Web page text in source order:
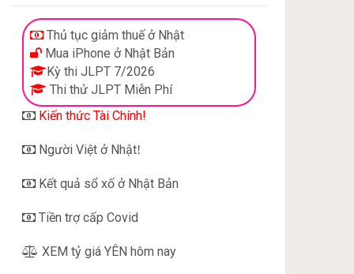
Thủ tục giảm thuế ở Nhật
Mua iPhone ở Nhật Bản
Kỳ thi JLPT 7/2026
Thi thử JLPT Miễn Phí
Kiến thức Tài Chính!
Người Việt ở Nhật!
Kết quả sổ xố ở Nhật Bản
Tiền trợ cấp Covid
XEM tỷ giá YÊN hôm nay